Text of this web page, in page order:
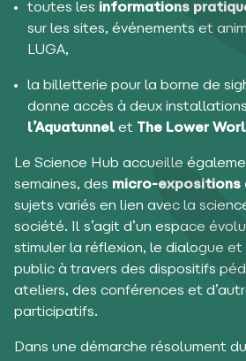
toutes les informations
sur les sites, événements et
LUGA,
la billetterie pour la borne de
donne accès à deux
l’Aquatunnel et The Lower
Le Science Hub accueille
semaines, des micro-expositions
sujets variés en lien avec la
société. Il s’agit d’un espace
stimuler la réflexion, le dialogue et
public à travers des dispositifs
ateliers, des conférences et
participatifs.
Dans une démarche résolument